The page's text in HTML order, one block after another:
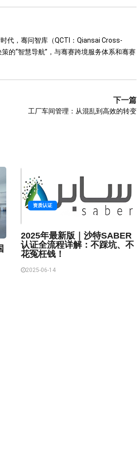
代，骞问智库（QCTI：Qiansai Cross-
的“智慧导航”，与骞赛跨境服务体系和骞赛
下一篇
工厂车间管理：从混乱到高效的转变
资质认证
2025年最新版｜沙特SABER
认证全流程详解：不踩坑、不
花冤枉钱！
2025-06-14